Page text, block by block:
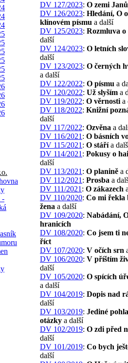
DV 127/2023: O zemi Janů
DV 126/2023: Hledání, O
klínovém písmu a další
DV 125/2023: Rozmluva o
další
DV 124/2023: O letních
další
DV 123/2023: O černých
a další
DV 122/2022: O písmu a
DV 120/2022: Už slyším a
DV 119/2022: O věrnosti a
DV 118/2022: Knižní
další
DV 117/2022: Ozvěna a
DV 116/2021 : O básních
DV 115/2021 : O stářía
DV 114/2021 : Pokusy o
další
DV 113/2021 : O planině a
DV 112/2021 : Prosba a
DV 111/2021 : O zákazech
DV 110/2020: Co mi řekla
žena a další
DV 109/2020: Nabádání,
hranicích
DV 108/2020: Co jsem ti
říct
DV 107/2020: V očích srn
DV 106/2020: V příštím
další
DV 105/2020: O spících
a další
DV 104/2019: Dopis nad
další
DV 103/2019: Jediné
otázky a další
DV 102/2019: O zdi před
další
DV 101/2019: Co bych
další